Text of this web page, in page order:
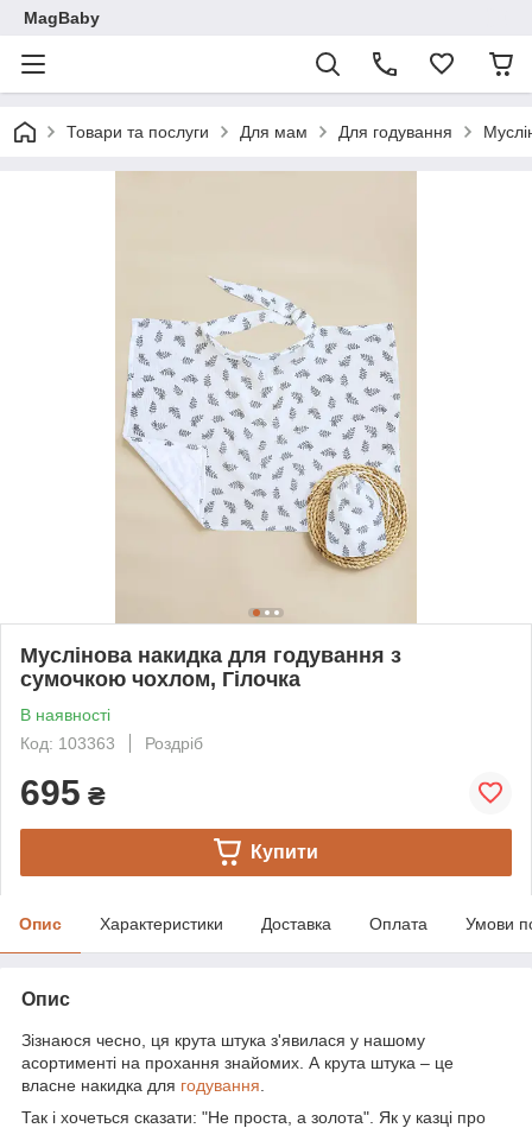
MagBaby
Товари та послуги Для мам Для годування
Муслінова накидка для годування з
сумочкою чохлом, Гілочка
В наявності
Код: 103363
Роздріб
695 ₴
Купити
Опис Характеристики Доставка Оплата Умови
Опис
Зізнаюся чесно, ця крута штука з'явилася у нашому
асортименті на прохання знайомих. А крута штука – це
власне накидка для годування
Так і хочеться сказати: "Не проста, а золота". Як у казці про